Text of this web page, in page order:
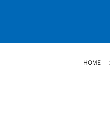
HOME